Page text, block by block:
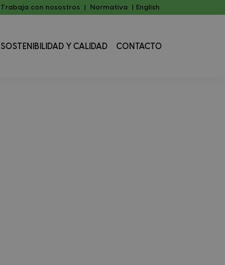
Trabaja con nosostros | Normativa | English
SOSTENIBILIDAD Y CALIDAD CONTACTO